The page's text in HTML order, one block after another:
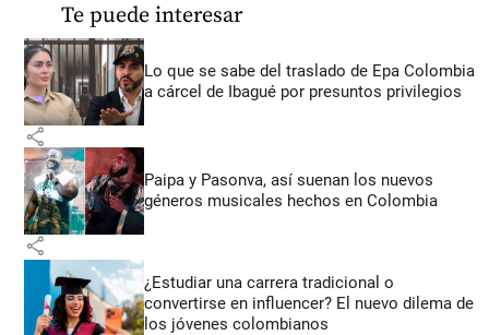
Te puede interesar
Lo que se sabe del traslado de Epa Colombia
a cárcel de Ibagué por presuntos privilegios
share
Paipa y Pasonva, así suenan los nuevos
géneros musicales hechos en Colombia
share
¿Estudiar una carrera tradicional o
convertirse en influencer? El nuevo dilema de
los jóvenes colombianos